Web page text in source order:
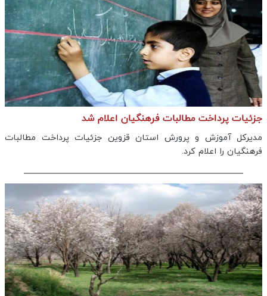
جزئیات پرداخت مطالبات فرهنگیان اعلام شد
مدیرکل آموزش و پرورش استان قزوین جزئیات پرداخت مطالبات
فرهنگیان را اعلام کرد.